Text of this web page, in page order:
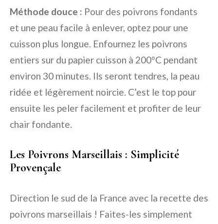
Méthode douce : Pour des poivrons fondants
et une peau facile à enlever, optez pour une
cuisson plus longue. Enfournez les poivrons
entiers sur du papier cuisson à 200°C pendant
environ 30 minutes. Ils seront tendres, la peau
ridée et légèrement noircie. C’est le top pour
ensuite les peler facilement et profiter de leur
chair fondante.
Les Poivrons Marseillais : Simplicité
Provençale
Direction le sud de la France avec la recette des
poivrons marseillais ! Faites-les simplement